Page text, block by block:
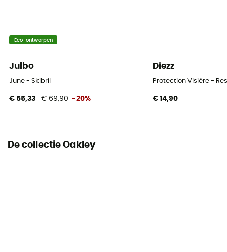
Verdrievoudigen
Persoonlijke beschermingsuitrusting
PPE - Category 1
Eco-ontworpen
Julbo
June - Skibril
€ 55,33 € 69,90 -20%
Diezz
Protection Visière -
€ 14,90
De collectie Oakley